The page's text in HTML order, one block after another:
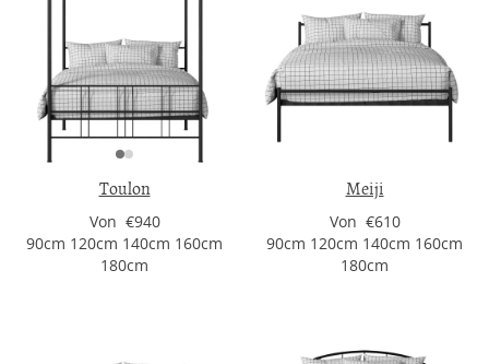
Toulon
Von €940
90cm 120cm 140cm 160cm
180cm
Meiji
Von €610
90cm 120cm 140cm 160cm
180cm